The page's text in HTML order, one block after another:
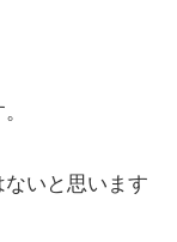
いと思います